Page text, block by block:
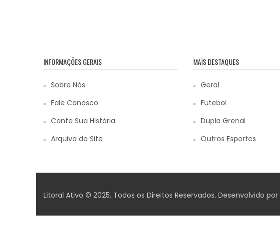
INFORMAÇÕES GERAIS
Sobre Nós
Fale Conosco
Conte Sua História
Arquivo do Site
MAIS DESTAQUES
Geral
Futebol
Dupla Grenal
Outros Esportes
Litoral Ativo © 2025. Todos os Direitos Reservados. Desenvolvido por